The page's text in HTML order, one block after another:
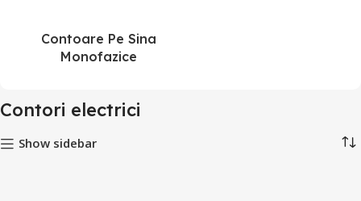
Contoare Pe Sina
Monofazice
Contori electrici
Show sidebar